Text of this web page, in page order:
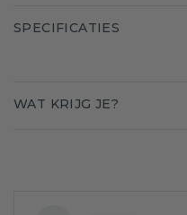
SPECIFICATIES
WAT KRIJG JE?